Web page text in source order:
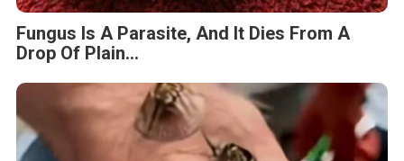
Fungus Is A Parasite, And It Dies From A
Drop Of Plain...